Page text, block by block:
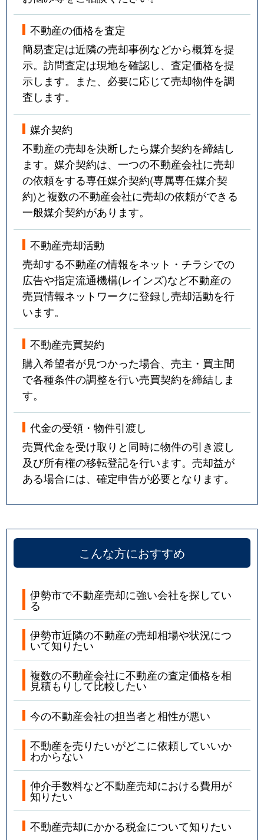
不動産の価格を査定
簡易査定は近隣の売却事例などから概算を提
示。訪問査定は現地を確認し、査定価格を提
示します。また、必要に応じて売却物件を調
査します。
媒介契約
不動産の売却を決断したら媒介契約を締結し
ます。媒介契約は、一つの不動産会社に売却
の依頼をする専任媒介契約(専属専任媒介契
約)と複数の不動産会社に売却の依頼ができる
一般媒介契約があります。
不動産売却活動
売却する不動産の情報をネット・チラシでの
広告や指定流通機構(レインズ)など不動産の
売買情報ネットワークに登録し売却活動を行
います。
不動産売買契約
購入希望者が見つかった場合、売主・買主間
で各種条件の調整を行い売買契約を締結しま
す。
代金の受領・物件引渡し
売買代金を受け取りと同時に物件の引き渡し
及び所有権の移転登記を行います。売却益が
ある場合には、確定申告が必要となります。
こんな方におすすめ
伊勢市で不動産売却に強い会社を探してい
る
伊勢市近隣の不動産の売却相場や状況につ
いて知りたい
複数の不動産会社に不動産の査定価格を相
見積もりして比較したい
今の不動産会社の担当者と相性が悪い
不動産を売りたいがどこに依頼していいか
わからない
仲介手数料など不動産売却における費用が
知りたい
不動産売却にかかる税金について知りたい